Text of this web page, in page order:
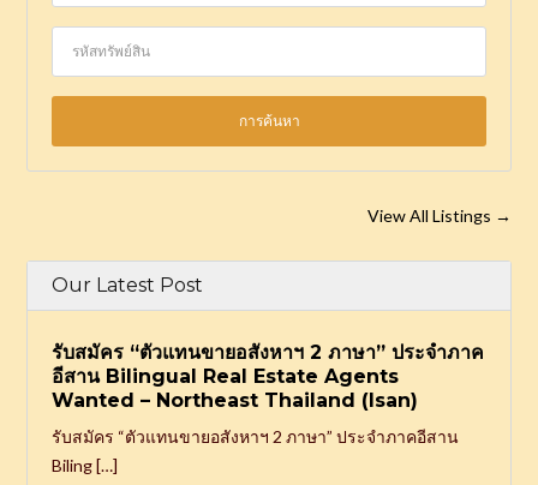
View All Listings →
Our Latest Post
รับสมัคร “ตัวแทนขายอสังหาฯ 2 ภาษา” ประจำภาค
อีสาน Bilingual Real Estate Agents
Wanted – Northeast Thailand (Isan)
รับสมัคร “ตัวแทนขายอสังหาฯ 2 ภาษา” ประจำภาคอีสาน
Biling […]